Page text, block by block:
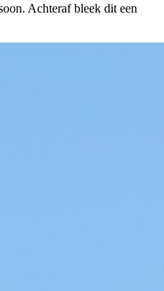
Achteraf bleek dit een